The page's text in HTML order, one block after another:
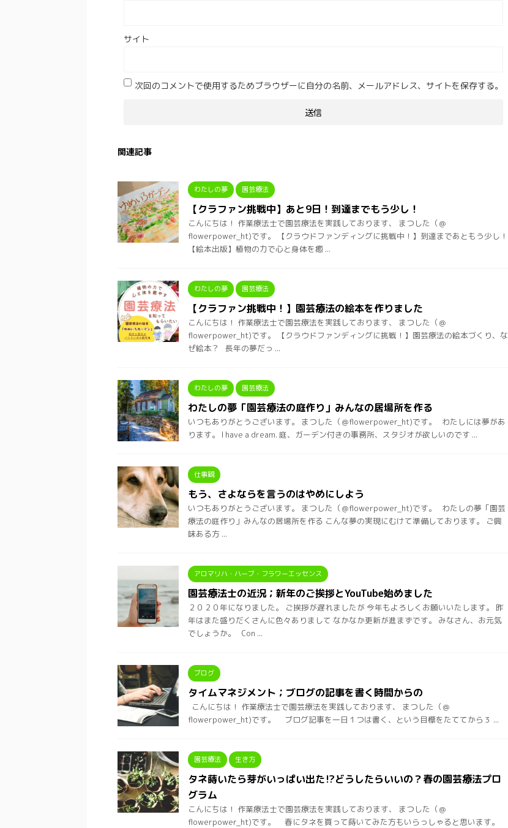
サイト
次回のコメントで使用するためブラウザーに自分の名前、メールアドレス、サイトを保存する。
関連記事
わたしの夢 園芸療法
【クラファン挑戦中】あと9日！到達までもう少し！
こんにちは！ 作業療法士で園芸療法を実践しております、 まつした（＠
flowerpower_ht)です。 【クラウドファンディングに挑戦中！】到達まであともう少し！
【絵本出版】植物の力で心と身体を癒 ...
わたしの夢 園芸療法
【クラファン挑戦中！】園芸療法の絵本を作りました
こんにちは！ 作業療法士で園芸療法を実践しております、 まつした（＠
flowerpower_ht)です。 【クラウドファンディングに挑戦！】園芸療法の絵本づくり、な
ぜ絵本？ 長年の夢だっ ...
わたしの夢 園芸療法
わたしの夢「園芸療法の庭作り」みんなの居場所を作る
いつもありがとうございます。 まつした（＠flowerpower_ht)です。 わたしには夢があ
ります。 I have a dream. 庭、ガーデン付きの事務所、スタジオが欲しいのです ...
仕事観
もう、さよならを言うのはやめにしよう
いつもありがとうございます。 まつした（＠flowerpower_ht)です。 わたしの夢「園芸
療法の庭作り」みんなの居場所を作る こんな夢の実現にむけて準備しております。 ご興
味ある方 ...
アロマリハ・ハーブ・フラワーエッセンス
園芸療法士の近況；新年のご挨拶とYouTube始めました
２０２０年になりました。 ご挨拶が遅れましたが 今年もよろしくお願いいたします。 昨
年はまた盛りだくさんに色々ありまして なかなか更新が進まずです。 みなさん、お元気
でしょうか。 Con ...
ブログ
タイムマネジメント；ブログの記事を書く時間からの
こんにちは！ 作業療法士で園芸療法を実践しております、 まつした（＠
flowerpower_ht)です。 ブログ記事を一日１つは書く、という目標をたててから３ ...
園芸療法 生き方
タネ蒔いたら芽がいっぱい出た⁉︎どうしたらいいの？春の園芸療法プロ
グラム
こんにちは！ 作業療法士で園芸療法を実践しております、 まつした（＠
flowerpower_ht)です。 春にタネを買って蒔いてみた方もいらっしゃると思います。